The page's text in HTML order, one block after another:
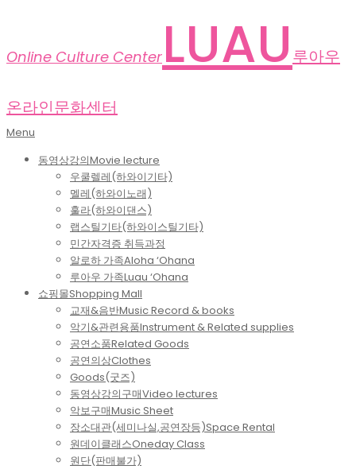
Online Culture Center LUAU 루아우
온라인문화센터
Primary
Menu
Menu
동영상강의Movie lecture
우쿨렐레(하와이기타)
멜레(하와이노래)
훌라(하와이댄스)
랩스틸기타(하와이스틸기타)
민간자격증 취득과정
알로하 가족Aloha ‘Ohana
루아우 가족Luau ‘Ohana
쇼핑몰Shopping Mall
교재&음반Music Record & books
악기&관련용품Instrument & Related supplies
공연소품Related Goods
공연의상Clothes
Goods(굿즈)
동영상강의구매Video lectures
악보구매Music Sheet
장소대관(세미나실,공연장등)Space Rental
원데이클래스Oneday Class
원단(판매불가)